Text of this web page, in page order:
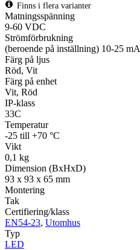
Finns i flera varianter
Matningsspänning
9-60 VDC
Strömförbrukning
(beroende på inställning) 10-25 mA
Färg på ljus
Röd, Vit
Färg på enhet
Vit, Röd
IP-klass
33C
Temperatur
-25 till +70 °C
Vikt
0,1 kg
Dimension (BxHxD)
93 x 93 x 65 mm
Montering
Tak
Certifiering/klass
EN54-23, Utomhus
Typ
LED